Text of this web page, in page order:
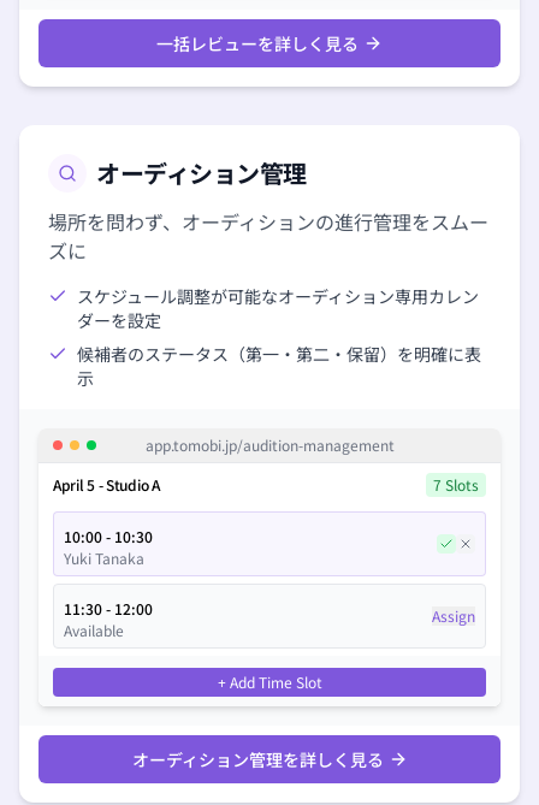
一括レビューを詳しく見る
オーディション管理
場所を問わず、オーディションの進行管理をスムー
ズに
スケジュール調整が可能なオーディション専用カレン
ダーを設定
候補者のステータス（第一・第二・保留）を明確に表
示
app.tomobi.jp/audition-management
April 5 - Studio A
7 Slots
10:00 - 10:30
Yuki Tanaka
11:30 - 12:00
Available
Assign
+ Add Time Slot
オーディション管理を詳しく見る